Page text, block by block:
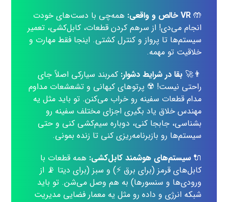
🤲VR خالص و واقعی:
همه‌چی با دست‌های خودت
انجام می‌دی! از سرهم کردن قطعات، کابل‌کشی، تعمیر
سیستم‌ها تا پرواز و کنترل کشتی. اینجا فقط مهارت و
خلاقیت تو مهمه.
👨‍🚀 بقا در شرایط دشوار: کمربند سیارکی اصلاً جای
راحتی نیست! ☢️ پرتوهای کیهانی و تشعشعات مداوم
مدام قطعات سفینه رو خراب می‌کنن. تو باید مثل یه
مهندس خلاق یاد بگیری اجزای مختلف سفینه رو
بشناسی، جابجا کنی، دوباره سیم‌کشی کنی و حتی
سیستم‌ها رو بازبرنامه‌ریزی کنی تا زنده بمونی.
🔌سیستم‌های هوشمند کابل‌کشی: همه قطعات با
کابل‌های قرمز (برای برق ⚡) و سبز (برای دیتا 📡 از
ورودی‌ها و سنسورها) به هم وصل می‌شن. تو باید
شبکه انرژی و داده رو مثل یه معمار فضایی مدیریت